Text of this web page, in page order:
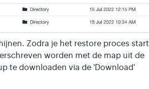
Zodra je het restore proces start
worden met de map uit de
te downloaden via de 'Download'